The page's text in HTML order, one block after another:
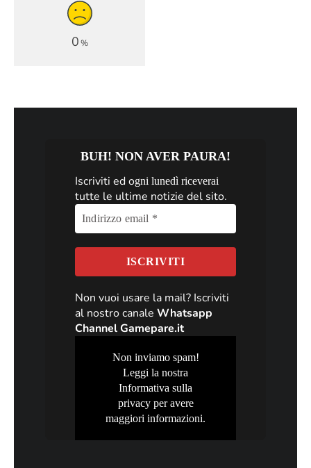
0%
BUH! NON AVER PAURA!
Iscriviti ed ogni lunedì riceverai
tutte le ultime notizie del sito.
Non vuoi usare la mail? Iscriviti
al nostro canaleWhatsapp
Channel Gamepare.it
Non inviamo spam!
Leggi la nostra
Informativa sulla
privacyper avere
maggiori informazioni.